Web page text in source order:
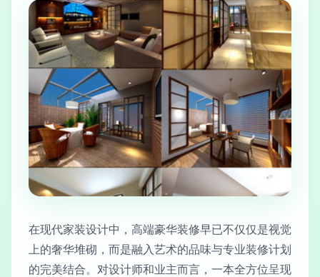
在现代家装设计中，高端豪华装修早已不仅仅是视觉
上的奢华堆砌，而是融入艺术的品味与专业装修计划
的完美结合。对设计师和业主而言，一本全方位呈现